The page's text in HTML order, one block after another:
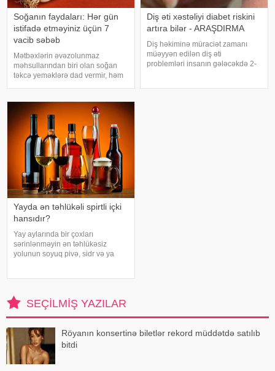
Soğanın faydaları: Hər gün
istifadə etməyiniz üçün 7
vacib səbəb
Mətbəxlərin əvəzolunmaz
məhsullarından biri olan soğan
təkcə yeməklərə dad vermir, həm
tərkibindəki vitaminlər, minerallar
və antioksidantlar sayəsində soğa
Diş əti xəstəliyi diabet riskini
artıra bilər - ARAŞDIRMA
Diş həkiminə müraciət zamanı
müəyyən edilən diş əti
problemləri insanın gələcəkdə 2-
Yayda ən təhlükəli spirtli içki
hansıdır?
Yay aylarında bir çoxları
sərinlənməyin ən təhlükəsiz
yolunun soyuq pivə, sidr və ya
zərərsiSEÇILMIŞ YAZILAR
Röyanın konsertinə biletlər rekord müddətdə satılıb
bitdi